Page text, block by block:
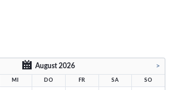
August 2026 >
MI DO FR SA SO